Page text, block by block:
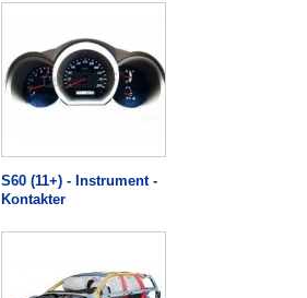
S60 (11+) - Instrument -
Kontakter